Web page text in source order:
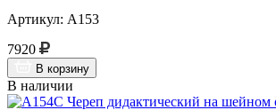
Артикул: А153
7920
В корзину
В наличии